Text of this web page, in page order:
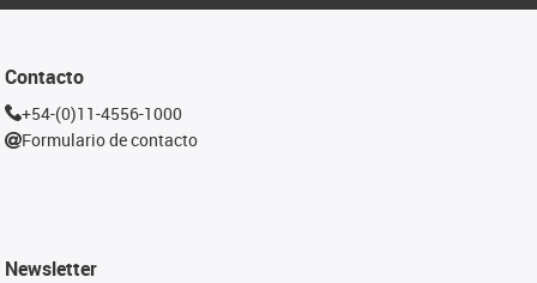
Contacto
+54-(0)11-4556-1000
Formulario de contacto
Newsletter